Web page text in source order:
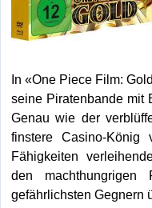
In «One Piece Film:
seine Piratenbande mit
Genau wie der
finstere Casino-König
Fähigkeiten
den
gefährlichsten Gegnern